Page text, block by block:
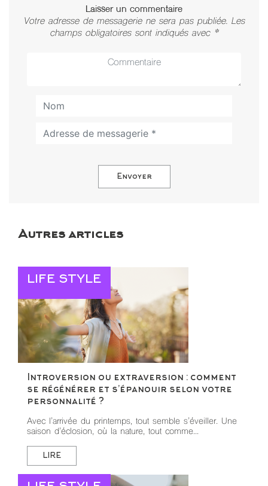
Laisser un commentaire
Votre adresse de messagerie ne sera pas publiée. Les
champs obligatoires sont indiqués avec *
Envoyer
Autres articles
LIFE STYLE
Introversion ou extraversion : comment
se régénérer et s’épanouir selon votre
personnalité ?
Avec l’arrivée du printemps, tout semble s’éveiller. Une
saison d’éclosion, où la nature, tout comme...
LIRE